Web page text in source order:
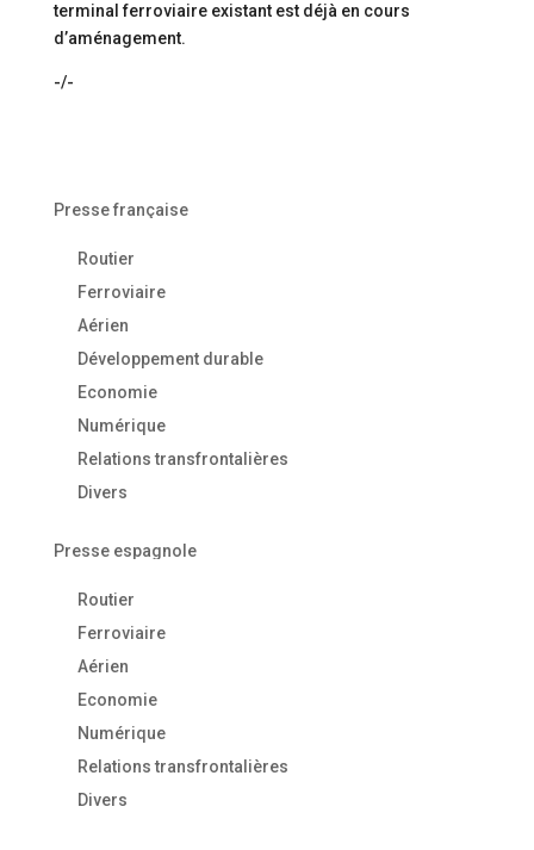
terminal ferroviaire existant est déjà en cours
d’aménagement.
-/-
Presse française
Routier
Ferroviaire
Aérien
Développement durable
Economie
Numérique
Relations transfrontalières
Divers
Presse espagnole
Routier
Ferroviaire
Aérien
Economie
Numérique
Relations transfrontalières
Divers